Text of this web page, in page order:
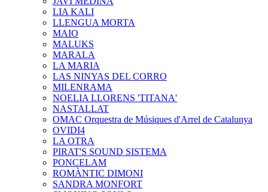
LIA KALI
LLENGUA MORTA
MAIO
MALUKS
MARALA
LA MARIA
LAS NINYAS DEL CORRO
MILENRAMA
NOELIA LLORENS 'TITANA'
NASTALLAT
OMAC Orquestra de Músiques d'Arrel de Catalunya
OVIDI4
LA OTRA
PIRAT'S SOUND SISTEMA
PONCELAM
ROMÀNTIC DIMONI
SANDRA MONFORT